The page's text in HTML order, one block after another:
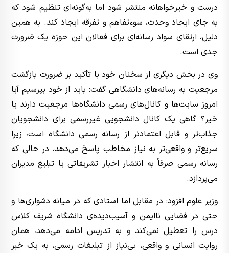
درست و خیرخواهانه منتشر شود اما به‌گونه‌ای تنظیم شود که
به جای ایجاد وحدت، سوءتفاهم و تفرقه ایجاد کند. به همین
دلیل، ارتقای سواد رسانه‌ای برای فعالان این حوزه یک ضرورت
جدی است.
وی در بخش دیگری از سخنان خود با تأکید بر ضرورت بازگشت
مرجعیت به رسانه‌های دانشگاهی گفت: باید از خود بپرسیم آیا
امروز سایت‌ها و کانال‌های رسمی دانشگاه‌ها مرجعیت دارند یا
خیر؟ گاهی یک کانال دانشجویی غیررسمی برای دانشجویان
جذاب‌تر و قابل اعتمادتر از رسانه رسمی دانشگاه است، زیرا
سریع‌تر و واقعی‌تر به نیاز مخاطب پاسخ می‌دهد، در حالی که
رسانه رسمی صرفاً به انتشار اخبار تشریفاتی یا تبلیغ مدیران
می‌پردازد.
وزیر علوم افزود: در مقابل اما استادی که در میانه‌ دشواری‌ها و
حتی در فضایی ناایمن و آسیب‌دیده‌ی دانشگاه شریف کلاس
درس را تعطیل نمی‌کند و به تدریس ادامه می‌دهد، همان
روایت انسانی و واقعی، بی‌نیاز از تبلیغات رسمی، به یک خبر